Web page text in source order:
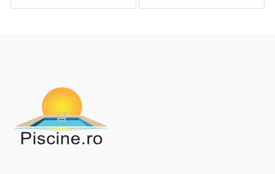
1,25-2,5 mm
fost:
Passion Spas, 210 x 152